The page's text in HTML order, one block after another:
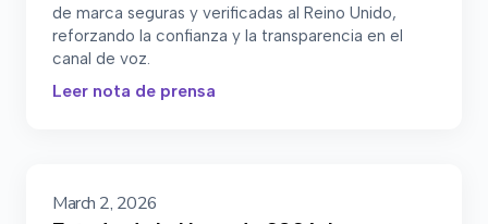
de marca seguras y verificadas al Reino Unido,
reforzando la confianza y la transparencia en el
canal de voz.
Leer nota de prensa
March 2, 2026